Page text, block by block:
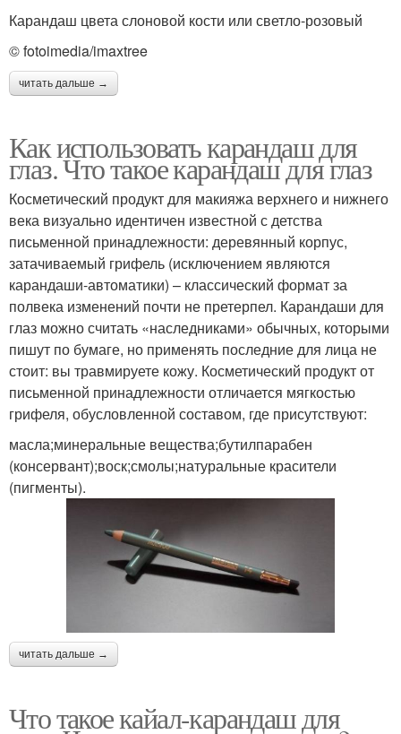
Карандаш цвета слоновой кости или светло-розовый
© fotoimedia/imaxtree
читать дальше →
Как использовать карандаш для
глаз. Что такое карандаш для глаз
Косметический продукт для макияжа верхнего и нижнего
века визуально идентичен известной с детства
письменной принадлежности: деревянный корпус,
затачиваемый грифель (исключением являются
карандаши-автоматики) – классический формат за
полвека изменений почти не претерпел. Карандаши для
глаз можно считать «наследниками» обычных, которыми
пишут по бумаге, но применять последние для лица не
стоит: вы травмируете кожу. Косметический продукт от
письменной принадлежности отличается мягкостью
грифеля, обусловленной составом, где присутствуют:
масла;минеральные вещества;бутилпарабен
(консервант);воск;смолы;натуральные красители
(пигменты).
читать дальше →
Что такое кайал-карандаш для